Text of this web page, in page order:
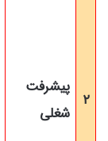
۲
پیشرفت
شغلی